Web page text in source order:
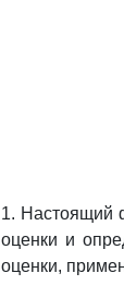
1. Настоящий
оценки и
оценки,